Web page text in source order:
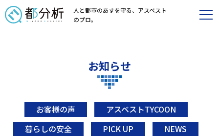
人と都市のあすを守る、 アスベスト
のプロ。
お知らせ
お客様の声
アスベストTYCOON
暮らしの安全
PICK UP
NEWS